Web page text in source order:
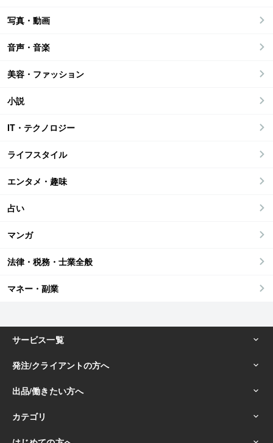
写真・動画
音声・音楽
美容・ファッション
小説
IT・テクノロジー
ライフスタイル
エンタメ・趣味
占い
マンガ
法律・税務・士業全般
マネー・副業